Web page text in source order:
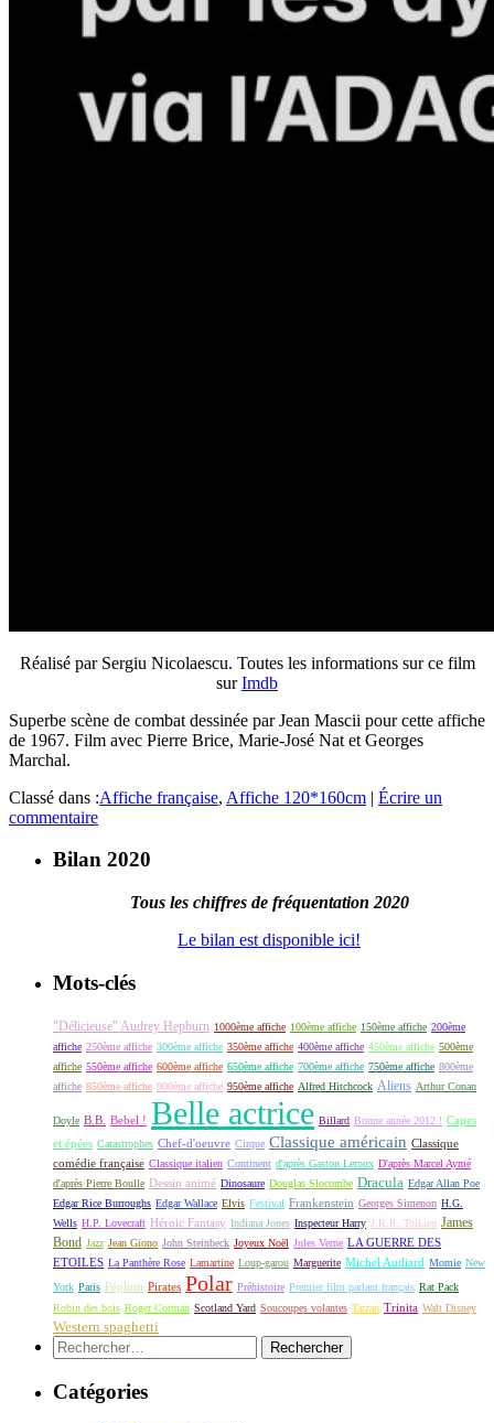
Réalisé par Sergiu Nicolaescu. Toutes les informations sur ce film
surImdb
Superbe scène de combat dessinée par Jean Mascii pour cette affiche
de 1967. Film avec Pierre Brice, Marie-José Nat et Georges
Marchal.
Classé dans :Affiche française, Affiche 120*160cm | Écrire un
commentaire
Bilan 2020
Tous les chiffres de fréquentation 2020
Le bilan est disponible ici!
Mots-clés
"Délicieuse" Audrey Hepburn 1000ème affiche 100ème affiche 150ème affiche 200ème
affiche 250ème affiche 300ème affiche 350ème affiche 400ème affiche 450ème affiche 500ème
affiche 550ème affiche 600ème affiche 650ème affiche 700ème affiche 750ème affiche 800ème
affiche 850ème affiche 900ème affiche 950ème affiche Alfred Hitchcock Aliens Arthur Conan
Doyle B.B. Bebel ! Belle actrice Billard Bonne année 2012 ! Capes
et épées Catastrophes Chef-d'oeuvre Cirque Classique américain Classique
comédie française Classique italien Continent d'après Gaston Leroux D'après Marcel Aymé
d'après Pierre Boulle Dessin animé Dinosaure Douglas Slocombe Dracula Edgar Allan Poe
Edgar Rice Burroughs Edgar Wallace Elvis Festival Frankenstein Georges Simenon H.G.
Wells H.P. Lovecraft Héroic Fantasy Indiana Jones Inspecteur Harry J.R.R. Tolkien James
Bond Jazz Jean Giono John Steinbeck Joyeux Noël Jules Verne LA GUERRE DES
ETOILES La Panthère Rose Lamartine Loup-garou Marguerite Michel Audiard Momie New
York Paris Péplum Pirates Polar Préhistoire Premier film parlant français Rat Pack
Robin des bois Roger Corman Scotland Yard Soucoupes volantes Tarzan Trinita Walt Disney
Western spaghetti
Rechercher :
Catégories